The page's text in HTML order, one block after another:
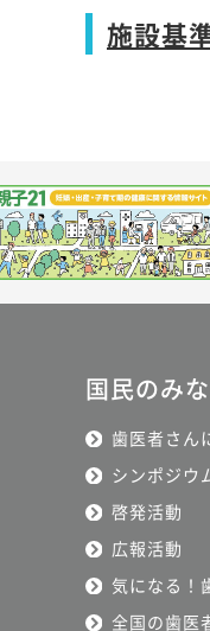
施設基
国民のみ
歯医者さん
シンポジウ
啓発活動
広報活動
気になる！
全国の歯医